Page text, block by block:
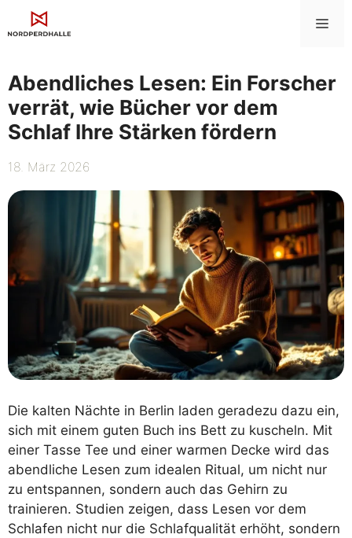
Inhalt
Abendliches Lesen: Ein Forscher
verrät, wie Bücher vor dem
Schlaf Ihre Stärken fördern
18. März 2026
Die kalten Nächte in Berlin laden geradezu dazu ein,
sich mit einem guten Buch ins Bett zu kuscheln. Mit
einer Tasse Tee und einer warmen Decke wird das
abendliche Lesen zum idealen Ritual, um nicht nur
zu entspannen, sondern auch das Gehirn zu
trainieren. Studien zeigen, dass Lesen vor dem
Schlafen nicht nur die Schlafqualität erhöht, sondern